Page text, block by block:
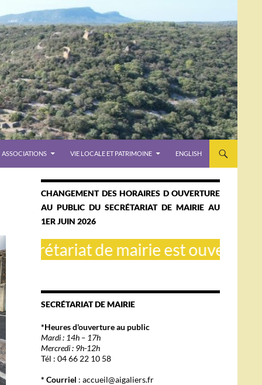
ASSOCIATIONS VIE LOCALE ET PATRIMOINE ENGLISH
CHANGEMENT DES HORAIRES D OUVERTURE
AU PUBLIC DU SECRÉTARIAT DE MAIRIE AU
1ER JUIN 2026
de mairie est ouvert le
SECRÉTARIAT DE MAIRIE
*Heures d'ouverture au public
Mardi : 14h – 17h
Mercredi : 9h-12h
Tél : 04 66 22 10 58
* Courriel : accueil@aigaliers.fr